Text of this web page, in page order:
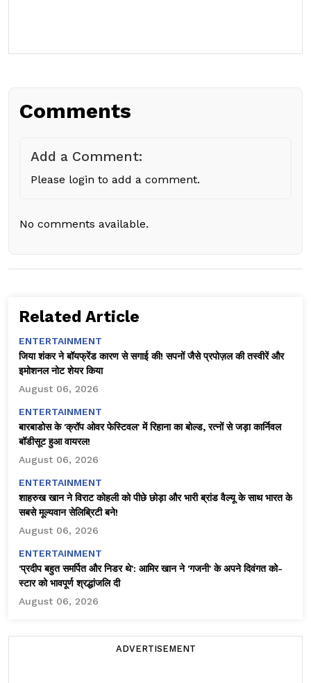
Comments
Add a Comment:
Please login to add a comment.
No comments available.
Related Article
ENTERTAINMENT
जिया शंकर ने बॉयफ्रेंड कारण से सगाई की! सपनों जैसे प्रपोज़ल की तस्वीरें और
इमोशनल नोट शेयर किया
August 06, 2026
ENTERTAINMENT
बारबाडोस के 'क्रॉप ओवर फेस्टिवल' में रिहाना का बोल्ड, रत्नों से जड़ा कार्निवल
बॉडीसूट हुआ वायरल!
August 06, 2026
ENTERTAINMENT
शाहरुख खान ने विराट कोहली को पीछे छोड़ा और भारी ब्रांड वैल्यू के साथ भारत के
सबसे मूल्यवान सेलिब्रिटी बने!
August 06, 2026
ENTERTAINMENT
'प्रदीप बहुत समर्पित और निडर थे': आमिर खान ने 'गजनी' के अपने दिवंगत को-
स्टार को भावपूर्ण श्रद्धांजलि दी
August 06, 2026
ADVERTISEMENT